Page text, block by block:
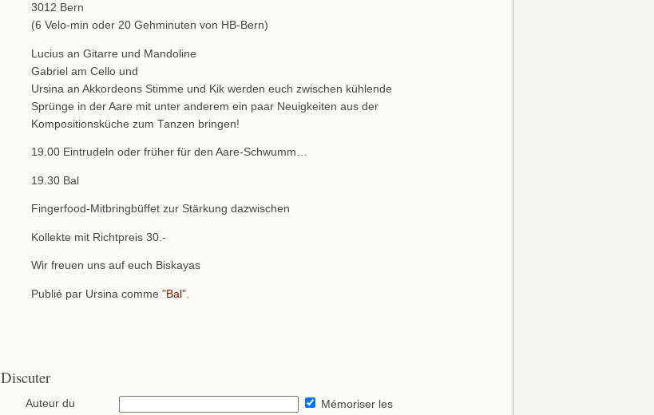
3012 Bern
(6 Velo-min oder 20 Gehminuten von HB-Bern)
Lucius an Gitarre und Mandoline
Gabriel am Cello und
Ursina an Akkordeons Stimme und Kik werden euch zwischen kühlende
Sprünge in der Aare mit unter anderem ein paar Neuigkeiten aus der
Kompositionsküche zum Tanzen bringen!
19.00 Eintrudeln oder früher für den Aare-Schwumm…
19.30 Bal
Fingerfood-Mitbringbüffet zur Stärkung dazwischen
Kollekte mit Richtpreis 30.-
Wir freuen uns auf euch Biskayas
Publié par Ursina comme "Bal ".
Discuter
Auteur du
Mémoriser les